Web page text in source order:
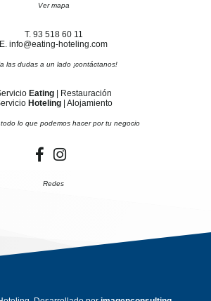
Ver mapa
T. 93 518 60 11
E. info@eating-hoteling.com
las dudas a un lado ¡contáctanos!
Eating| Restauración
Hoteling| Alojamiento
lo que podemos hacer por tu negocio
Redes